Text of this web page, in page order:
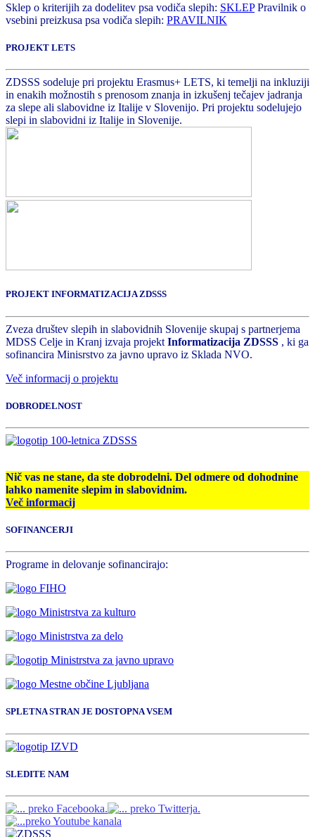
Sklep o kriterijih za dodelitev psa vodiča slepih: SKLEPPravilnik o
vsebini preizkusa psa vodiča slepih: PRAVILNIK
PROJEKT LETS
ZDSSS sodeluje pri projektu Erasmus+ LETS, ki temelji na inkluziji
in enakih možnostih s prenosom znanja in izkušenj tečajev jadranja
za slepe ali slabovidne iz Italije v Slovenijo. Pri projektu sodelujejo
slepi in slabovidni iz Italije in Slovenije.
PROJEKT INFORMATIZACIJA ZDSSS
Zveza društev slepih in slabovidnih Slovenije skupaj s partnerjema
MDSS Celje in Kranj izvaja projekt Informatizacija ZDSSS , ki ga
sofinancira Minisrstvo za javno upravo iz Sklada NVO.
Več informacij o projektu
DOBRODELNOST
Nič vas ne stane, da ste dobrodelni. Del odmere od dohodnine
lahko namenite slepim in slabovidnim.
Več informacij
SOFINANCERJI
Programe in delovanje sofinancirajo:
SPLETNA STRAN JE DOSTOPNA VSEM
SLEDITE NAM